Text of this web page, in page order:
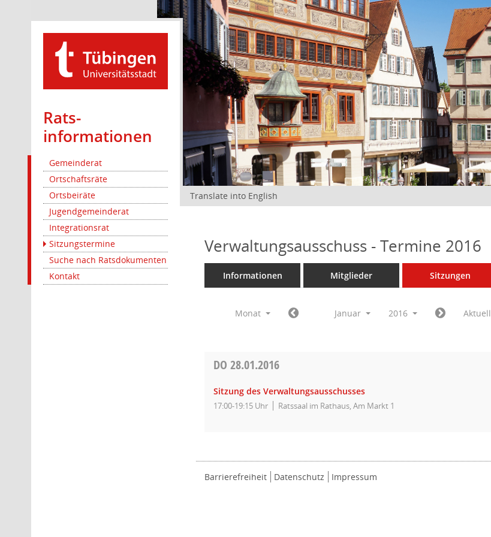
Rats­
informationen
Gemeinderat
Ortschaftsräte
Ortsbeiräte
Jugendgemeinderat
Integrationsrat
Sitzungstermine
Suche nach Ratsdokumenten
Kontakt
Translate into English
Verwaltungsausschuss - Termine 2016
Informationen Mitglieder Sitzungen
Monat Januar 2016 Aktuell
DO28.01.2016
Sitzung des Verwaltungsausschusses
17:00-19:15 Uhr Ratssaal im Rathaus, Am Markt 1
Barrierefreiheit Datenschutz Impressum